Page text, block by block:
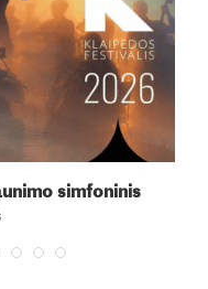
simfoninis